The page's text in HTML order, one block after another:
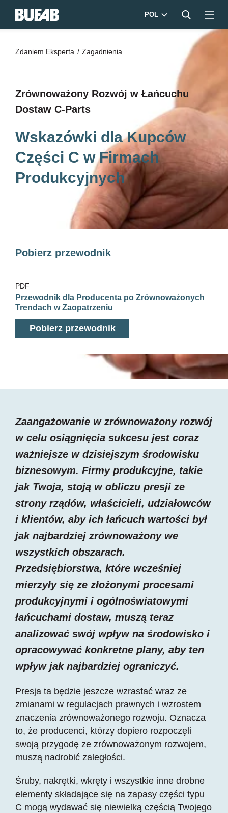
POL
Zdaniem Eksperta Zagadnienia
Zrównoważony Rozwój w Łańcuchu
Dostaw C-Parts
Wskazówki dla Kupców
Części C w Firmach
Produkcyjnych
Pobierz przewodnik
PDF
Przewodnik dla Producenta po Zrównoważonych
Trendach w Zaopatrzeniu
Pobierz przewodnik
Zaangażowanie w zrównoważony rozwój
w celu osiągnięcia sukcesu jest coraz
ważniejsze w dzisiejszym środowisku
biznesowym. Firmy produkcyjne, takie
jak Twoja, stoją w obliczu presji ze
strony rządów, właścicieli, udziałowców
i klientów, aby ich łańcuch wartości był
jak najbardziej zrównoważony we
wszystkich obszarach.
Przedsiębiorstwa, które wcześniej
mierzyły się ze złożonymi procesami
produkcyjnymi i ogólnoświatowymi
łańcuchami dostaw, muszą teraz
analizować swój wpływ na środowisko i
opracowywać konkretne plany, aby ten
wpływ jak najbardziej ograniczyć.
Presja ta będzie jeszcze wzrastać wraz ze
zmianami w regulacjach prawnych i wzrostem
znaczenia zrównoważonego rozwoju. Oznacza
to, że producenci, którzy dopiero rozpoczęli
swoją przygodę ze zrównoważonym rozwojem,
muszą nadrobić zaległości.
Śruby, nakrętki, wkręty i wszystkie inne drobne
elementy składające się na zapasy części typu
C mogą wydawać się niewielką częścią Twojego